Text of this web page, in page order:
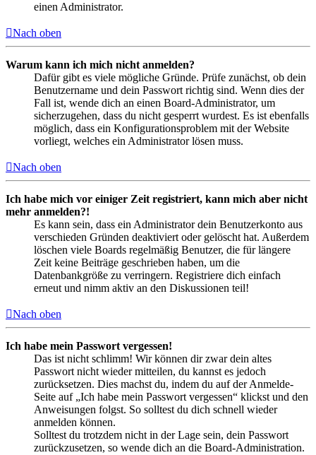
einen Administrator.
Nach oben
Warum kann ich mich nicht anmelden?
Dafür gibt es viele mögliche Gründe. Prüfe zunächst, ob dein
Benutzername und dein Passwort richtig sind. Wenn dies der
Fall ist, wende dich an einen Board-Administrator, um
sicherzugehen, dass du nicht gesperrt wurdest. Es ist ebenfalls
möglich, dass ein Konfigurationsproblem mit der Website
vorliegt, welches ein Administrator lösen muss.
Nach oben
Ich habe mich vor einiger Zeit registriert, kann mich aber nicht
mehr anmelden?!
Es kann sein, dass ein Administrator dein Benutzerkonto aus
verschieden Gründen deaktiviert oder gelöscht hat. Außerdem
löschen viele Boards regelmäßig Benutzer, die für längere
Zeit keine Beiträge geschrieben haben, um die
Datenbankgröße zu verringern. Registriere dich einfach
erneut und nimm aktiv an den Diskussionen teil!
Nach oben
Ich habe mein Passwort vergessen!
Das ist nicht schlimm! Wir können dir zwar dein altes
Passwort nicht wieder mitteilen, du kannst es jedoch
zurücksetzen. Dies machst du, indem du auf der Anmelde-
Seite auf „Ich habe mein Passwort vergessen“ klickst und den
Anweisungen folgst. So solltest du dich schnell wieder
anmelden können.
Solltest du trotzdem nicht in der Lage sein, dein Passwort
zurückzusetzen, so wende dich an die Board-Administration.